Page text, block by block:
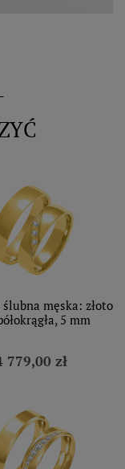
ślubna męska: złoto
5 mm
779,00 zł